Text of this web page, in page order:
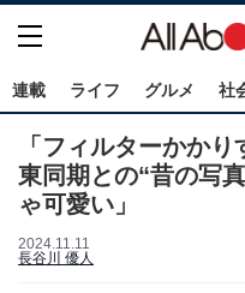
連載 ライフ グルメ 社
「フィルターかか
東同期との“昔の写
ゃ可愛い」
2024.11.11
長谷川 優人